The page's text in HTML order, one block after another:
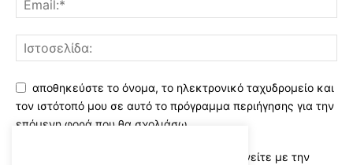
αποθηκεύστε το όνομα, το ηλεκτρονικό ταχυδρομείο και
τον ιστότοπό μου σε αυτό το πρόγραμμα περιήγησης για την
επόμενη φορά που θα σχολιάσω.
Χρησιμοποιώντας αυτό το έντυπο συμφωνείτε με την